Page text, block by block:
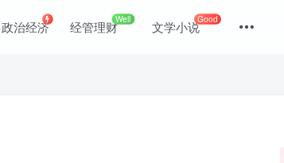
政治经济 经管理财Well 文学小说Good